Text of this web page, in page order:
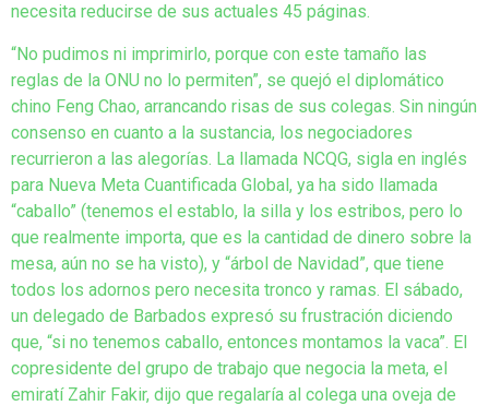
necesita reducirse de sus actuales 45 páginas.
“No pudimos ni imprimirlo, porque con este tamaño las
reglas de la ONU no lo permiten”, se quejó el diplomático
chino Feng Chao, arrancando risas de sus colegas. Sin ningún
consenso en cuanto a la sustancia, los negociadores
recurrieron a las alegorías. La llamada NCQG, sigla en inglés
para Nueva Meta Cuantificada Global, ya ha sido llamada
“caballo” (tenemos el establo, la silla y los estribos, pero lo
que realmente importa, que es la cantidad de dinero sobre la
mesa, aún no se ha visto), y “árbol de Navidad”, que tiene
todos los adornos pero necesita tronco y ramas. El sábado,
un delegado de Barbados expresó su frustración diciendo
que, “si no tenemos caballo, entonces montamos la vaca”. El
copresidente del grupo de trabajo que negocia la meta, el
emiratí Zahir Fakir, dijo que regalaría al colega una oveja de